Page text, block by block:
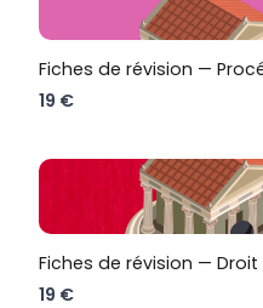
Fiches de révision —
19 €
Fiches de révision —
19 €